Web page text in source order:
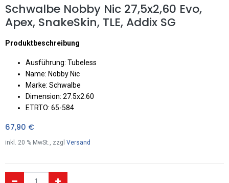
Schwalbe Nobby Nic 27,5x2,60 Evo,
Apex, SnakeSkin, TLE, Addix SG
Produktbeschreibung
Ausführung: Tubeless
Name: Nobby Nic
Marke: Schwalbe
Dimension: 27.5x2.60
ETRTO: 65-584
67,90 €
inkl. 20 % MwSt., zzgl Versand